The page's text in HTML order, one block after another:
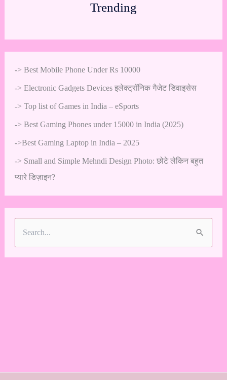
Trending
-> Best Mobile Phone Under Rs 10000
-> Electronic Gadgets Devices इलेक्ट्रॉनिक गैजेट डिवाइसेस
-> Top list of Games in India – eSports
-> Best Gaming Phones under 15000 in India (2025)
->Best Gaming Laptop in India – 2025
-> Small and Simple Mehndi Design Photo: छोटे लेकिन बहुत
प्यारे डिज़ाइन?